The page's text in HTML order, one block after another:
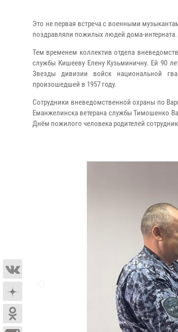
Это не первая встреча с военными
поздравляли пожилых людей дома-интерната.
Тем временем коллектив отдела
службы Кишееву Елену Кузьминичну. Ей 90
Звезды дивизии войск национальной
произошедшей в 1957 году.
Сотрудники вневедомственной охраны по
Еманжелинска ветерана службы Тимошенко
Днём пожилого человека родителей